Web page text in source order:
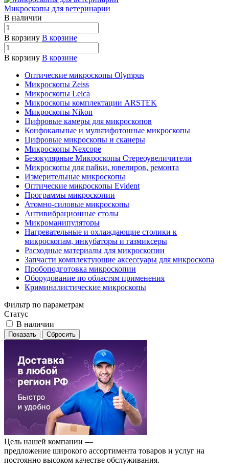
Микроскопы для ветеринарии
В наличии
В корзину В корзине
В корзину В корзине
Оптические микроскопы Olympus
Микроскопы Zeiss
Микроскопы Leica
Микроскопы комплектации ARSTEK
Микроскопы Nikon
Цифровые камеры для микроскопов
Конфокальные и мультифотонные микроскопы
Цифровые микроскопы и сканеры
Микроскопы Nexcope
Безокулярные Микроскопы Стереоувеличители
Микроскопы для пайки, ювелиров, ремонта
Измерительные микроскопы
Оптические микроскопы Evident
Программы микроскопии
Атомно-силовые микроскопы
Антивибрационные столы
Микроманипуляторы
Нагревательные и охлаждающие столики к
микроскопам, инкубаторы и газмиксеры
Расходные материалы для микроскопии
Запчасти комплектующие аксессуары для микроскопа
Пробоподготовка микроскопии
Оборудование по областям применения
Криминалистические микроскопы
Фильтр по параметрам
Статус
В наличии
Сбросить
Цель нашей компании —
предложение широкого ассортимента товаров и услуг на
постоянно высоком качестве обслуживания.